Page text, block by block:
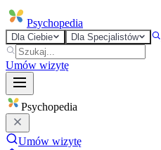
Psychopedia
Dla Ciebie Dla Specjalistów
Umów wizytę
Psychopedia
Umów wizytę